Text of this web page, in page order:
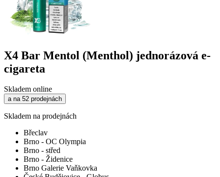
X4 Bar Mentol (Menthol) jednorázová e-
cigareta
Skladem online
a na 52 prodejnách
Skladem na prodejnách
Břeclav
Brno - OC Olympia
Brno - střed
Brno - Židenice
Brno Galerie Vaňkovka